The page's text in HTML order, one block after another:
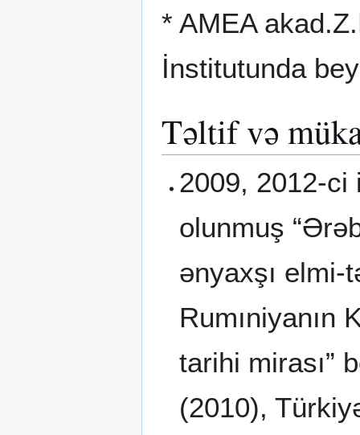
* AMEA
İnstitutunda
Təltif və
2009, 2012-ci
olunmuş
ənyaxşı elmi-
Rumıniyanın
tarihi mirası”
(2010),